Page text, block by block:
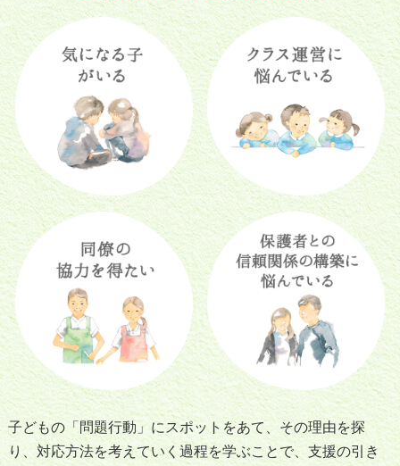
子どもの「問題行動」にスポットをあて、その理由を探
り、対応方法を考えていく過程を学ぶことで、支援の引き